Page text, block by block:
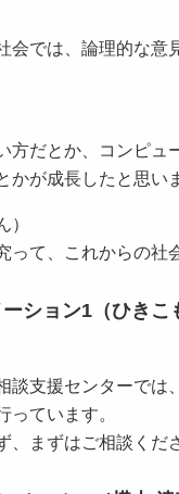
では、論理的な意
だとか、コンピュ
かが成長したと思い
）
て、これからの社
ション1（ひきこ
支援センターでは
っています。
まずはご相談くだ